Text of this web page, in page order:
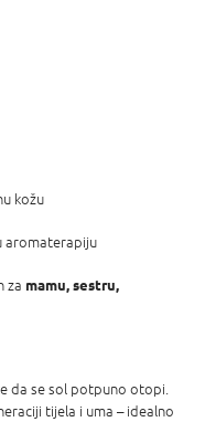
kožu
aromaterapiju
za mamu, sestru,
da se sol potpuno otopi.
tijela i uma – idealno